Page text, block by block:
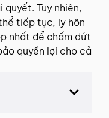
Tuy nhiên,
tiếp tục, ly hôn
nhất để chấm dứt
quyền lợi cho cả